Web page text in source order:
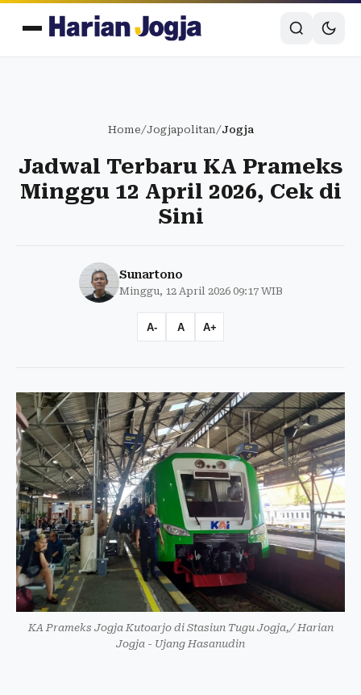
Home/Jogjapolitan/Jogja
Jadwal Terbaru KA Prameks
Minggu 12 April 2026, Cek di
Sini
Sunartono
Minggu, 12 April 2026 09:17 WIB
A- A A+
KA Prameks Jogja Kutoarjo di Stasiun Tugu Jogja,/ Harian
Jogja - Ujang Hasanudin